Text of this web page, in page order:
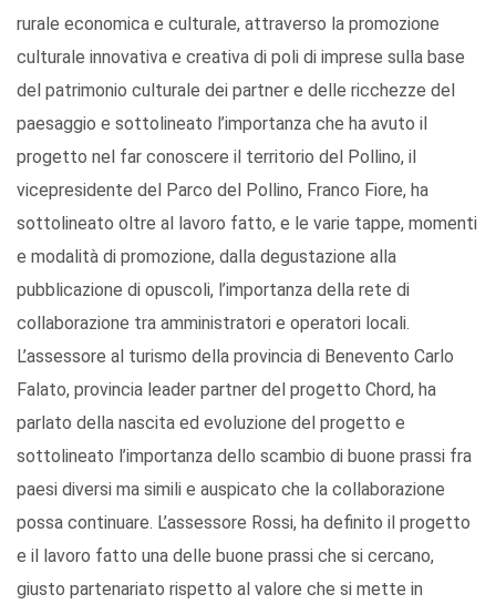
rurale economica e culturale, attraverso la promozione
culturale innovativa e creativa di poli di imprese sulla base
del patrimonio culturale dei partner e delle ricchezze del
paesaggio e sottolineato l’importanza che ha avuto il
progetto nel far conoscere il territorio del Pollino, il
vicepresidente del Parco del Pollino, Franco Fiore, ha
sottolineato oltre al lavoro fatto, e le varie tappe, momenti
e modalità di promozione, dalla degustazione alla
pubblicazione di opuscoli, l’importanza della rete di
collaborazione tra amministratori e operatori locali.
L’assessore al turismo della provincia di Benevento Carlo
Falato, provincia leader partner del progetto Chord, ha
parlato della nascita ed evoluzione del progetto e
sottolineato l’importanza dello scambio di buone prassi fra
paesi diversi ma simili e auspicato che la collaborazione
possa continuare. L’assessore Rossi, ha definito il progetto
e il lavoro fatto una delle buone prassi che si cercano,
giusto partenariato rispetto al valore che si mette in